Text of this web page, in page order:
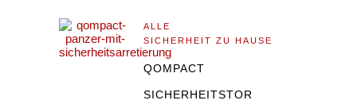
ALLE
SICHERHEIT ZU HAUSE
QOMPACT
SICHERHEITSTOR